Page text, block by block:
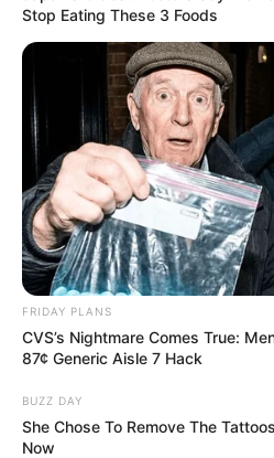
Stop Eating These 3 Foods
FRIDAY PLANS
CVS’s Nightmare Comes True:
87¢ Generic Aisle 7 Hack
BUZZ DAY
She Chose To Remove The
Now